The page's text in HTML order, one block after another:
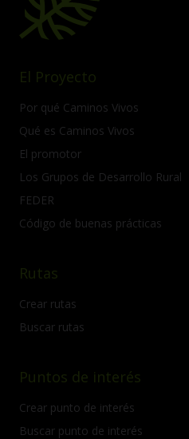
El Proyecto
Por qué Caminos Vivos
Qué es Caminos Vivos
El promotor
Los Grupos de Desarrollo Rural
FEDER
Código de buenas prácticas
Rutas
Crear rutas
Buscar rutas
Puntos de interés
Crear punto de interés
Buscar punto de interés